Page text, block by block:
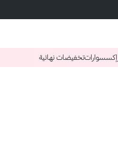
إكسسواراتتخفيضات نهائية